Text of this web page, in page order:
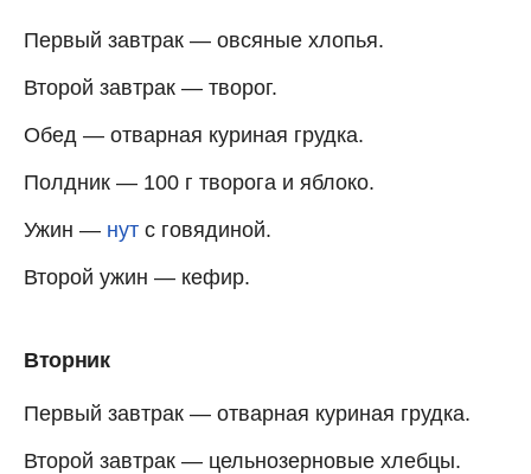
Первый завтрак — овсяные хлопья.
Второй завтрак — творог.
Обед — отварная куриная грудка.
Полдник — 100 г творога и яблоко.
Ужин — нут с говядиной.
Второй ужин — кефир.
Вторник
Первый завтрак — отварная куриная грудка.
Второй завтрак — цельнозерновые хлебцы.